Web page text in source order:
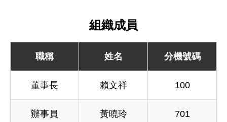
組織成員
職稱 姓名 分機號碼
董事長 賴文祥 100
辦事員 黃曉玲 701